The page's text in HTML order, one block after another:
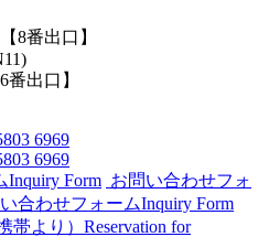
8番出口】
出口】
6969
6969
Inquiry Form お問い合わせフォ
合わせフォームInquiry Form
帯より） Reservation for